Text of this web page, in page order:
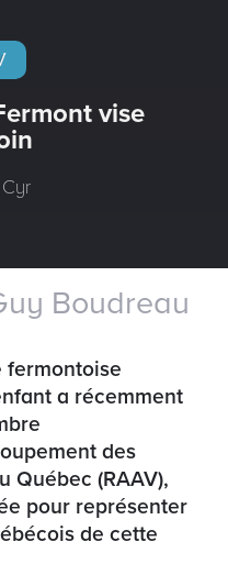
vise
Boudreau
fermontoise
a récemment
des
Québec (RAAV),
pour représenter
de cette